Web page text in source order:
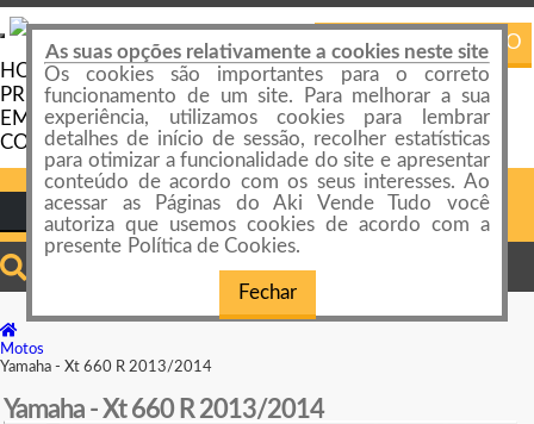
PUBLICAR ANÚNCIO
Toggle
navigation
HOME
PREÇOS E PLANOS
EMPRESAS E LOJAS
CONTATO
Login ou Cadastro
Motos
Yamaha - Xt 660 R 2013/2014
Yamaha - Xt 660 R 2013/2014
As suas opções relativamente a cookies neste site
Os cookies são importantes para o correto
funcionamento de um site. Para melhorar a sua
experiência, utilizamos cookies para lembrar
detalhes de início de sessão, recolher estatísticas
para otimizar a funcionalidade do site e apresentar
conteúdo de acordo com os seus interesses. Ao
acessar as Páginas do Aki Vende Tudo você
autoriza que usemos cookies de acordo com a
presente Política de Cookies.
Fechar